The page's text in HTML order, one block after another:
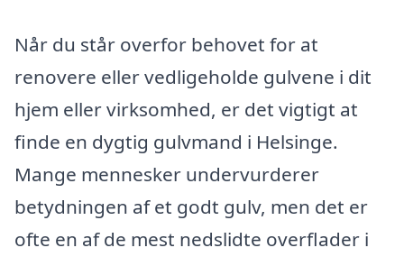
Når du står overfor behovet for at
renovere eller vedligeholde gulvene i dit
hjem eller virksomhed, er det vigtigt at
finde en dygtig gulvmand i Helsinge.
Mange mennesker undervurderer
betydningen af et godt gulv, men det er
ofte en af de mest nedslidte overflader i